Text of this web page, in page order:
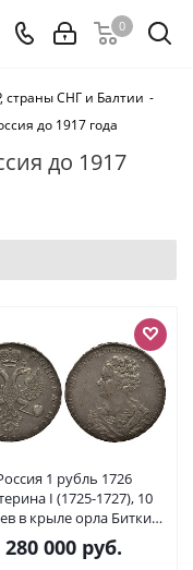
0
страны СНГ и Балтии -
до 1917 года
до 1917
1 рубль 1726
I (1725-1727), 10
в крыле орла Биткин
206 серебро 10-010-40
280 000руб.